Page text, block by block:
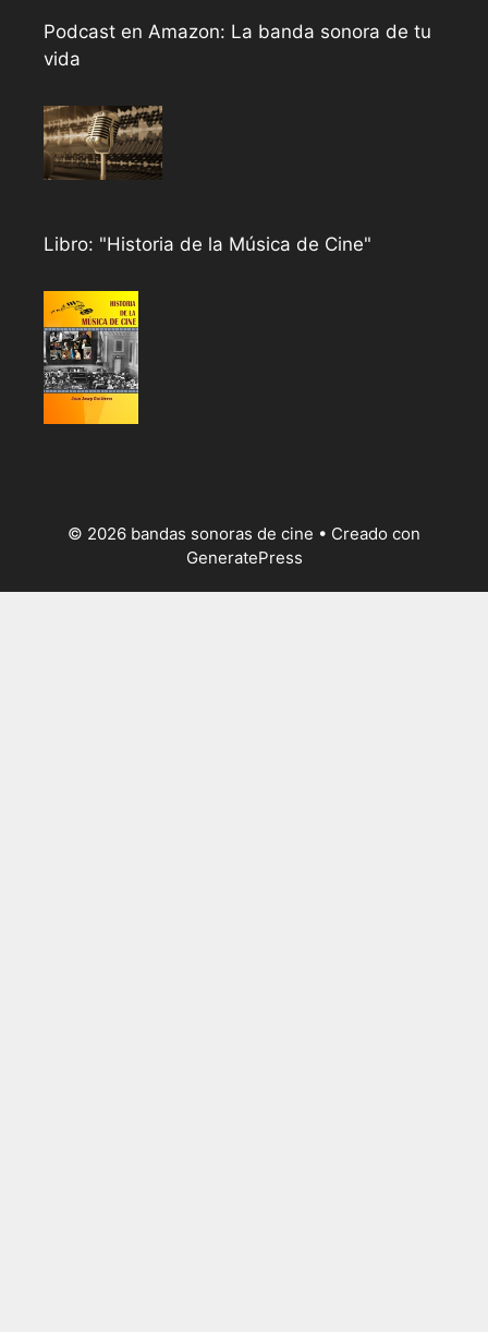
Podcast en Amazon: La banda sonora de tu
vida
Libro: "Historia de la Música de Cine"
© 2026 bandas sonoras de cine • Creado con
GeneratePress